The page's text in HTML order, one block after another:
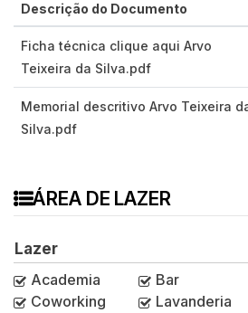
Descrição do Documento
Ficha técnica clique aqui Arvo
Teixeira da Silva.pdf
Memorial descritivo Arvo Teixeira
Silva.pdf
ÁREA DE LAZER
Lazer
Academia
Bar
Coworking
Lavanderia